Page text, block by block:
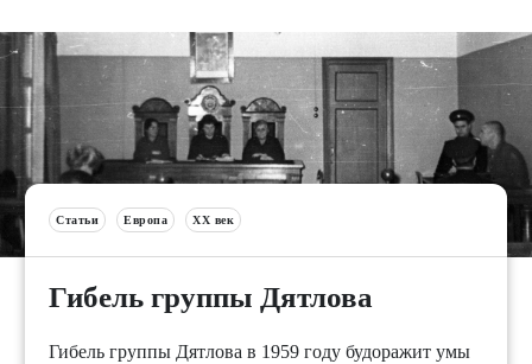
Статьи Европа XX век
Гибель группы Дятлова
Гибель группы Дятлова в 1959 году будоражит умы